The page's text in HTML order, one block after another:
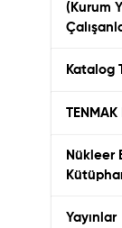
(Kurum
Katalog
Nükleer
Yayınlar